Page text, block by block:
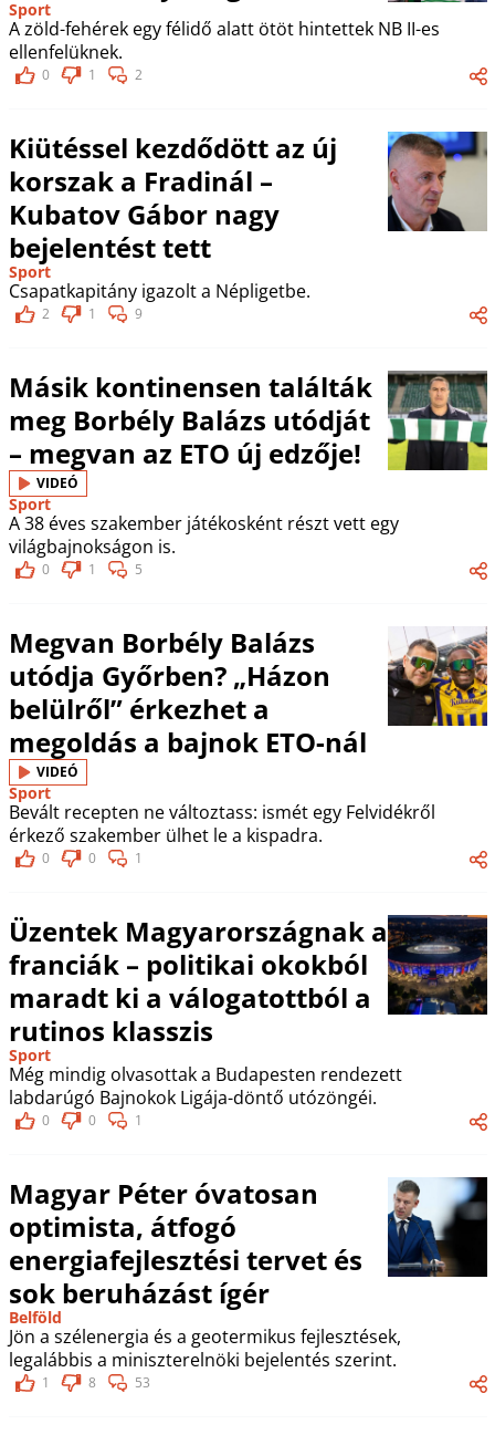
Sport
A zöld-fehérek egy félidő alatt ötöt hintettek NB II-es
ellenfelüknek.
0 1 2
Kiütéssel kezdődött az új
korszak a Fradinál –
Kubatov Gábor nagy
bejelentést tett
Sport
Csapatkapitány igazolt a Népligetbe.
2 1 9
Másik kontinensen találták
meg Borbély Balázs utódját
– megvan az ETO új edzője!
VIDEÓ
Sport
A 38 éves szakember játékosként részt vett egy
világbajnokságon is.
0 1 5
Megvan Borbély Balázs
utódja Győrben? „Házon
belülről” érkezhet a
megoldás a bajnok ETO-nál
VIDEÓ
Sport
Bevált recepten ne változtass: ismét egy Felvidékről
érkező szakember ülhet le a kispadra.
0 0 1
Üzentek Magyarországnak a
franciák – politikai okokból
maradt ki a válogatottból a
rutinos klasszis
Sport
Még mindig olvasottak a Budapesten rendezett
labdarúgó Bajnokok Ligája-döntő utózöngéi.
0 0 1
Magyar Péter óvatosan
optimista, átfogó
energiafejlesztési tervet és
sok beruházást ígér
Belföld
Jön a szélenergia és a geotermikus fejlesztések,
legalábbis a miniszterelnöki bejelentés szerint.
1 8 53